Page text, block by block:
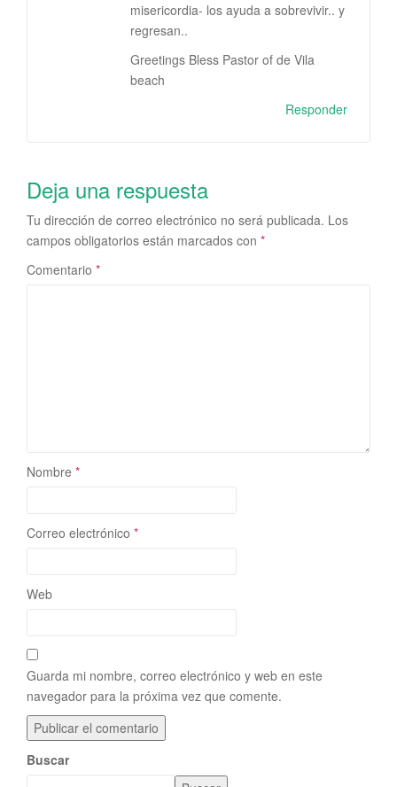
misericordia- los ayuda a sobrevivir.. y
regresan..
Greetings Bless Pastor of de Vila
beach
Responder
Deja una respuesta
Tu dirección de correo electrónico no será publicada. Los
campos obligatorios están marcados con *
Comentario *
Nombre *
Correo electrónico *
Web
Guarda mi nombre, correo electrónico y web en este
navegador para la próxima vez que comente.
Buscar